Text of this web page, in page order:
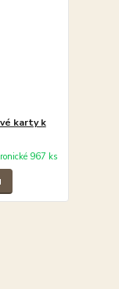
karty k
967 ks